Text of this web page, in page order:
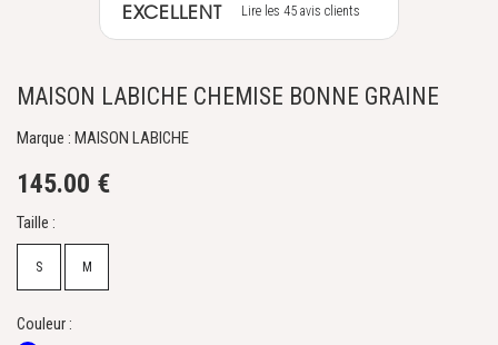
EXCELLENT Lire les 45 avis clients
MAISON LABICHE CHEMISE BONNE GRAINE
Marque : MAISON LABICHE
145.00 €
Taille :
S M
Couleur :